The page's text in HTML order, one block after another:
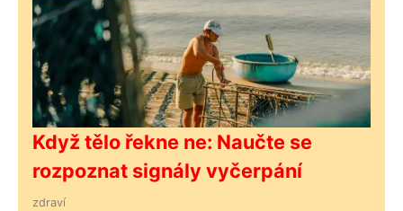
Když tělo řekne ne: Naučte se
rozpoznat signály vyčerpání
zdraví